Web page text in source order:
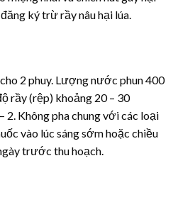
ký trừ rầy nâu hại lúa.
2 phuy. Lượng nước phun 400
rầy (rệp) khoảng 20 – 30
2. Không pha chung với các loại
vào lúc sáng sớm hoặc chiều
trước thu hoạch.